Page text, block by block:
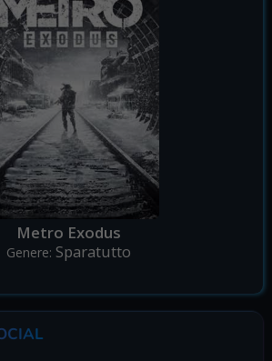
Metro Exodus
Genere: Sparatutto